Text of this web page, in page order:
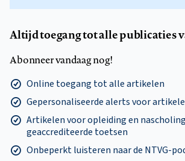
Altijd toegang tot alle publicaties
Abonneer vandaag nog!
Online toegang tot alle artikelen
Gepersonaliseerde alerts voor
Artikelen voor opleiding en
geaccrediteerde toetsen
Onbeperkt luisteren naar de NTVG-